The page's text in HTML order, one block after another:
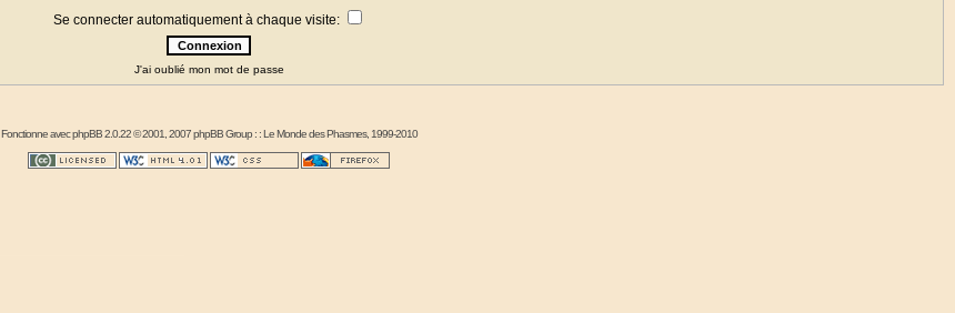
Se connecter automatiquement à chaque visite:
J'ai oublié mon mot de passe
Fonctionne avecphpBB2.0.22 © 2001, 2007 phpBB Group : :Le Monde des Phasmes, 1999-2010